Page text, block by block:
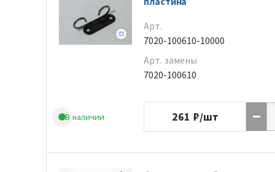
В наличии
Арт.
7020-100610-10000
Арт. замены
7020-100610
261 ₽/шт